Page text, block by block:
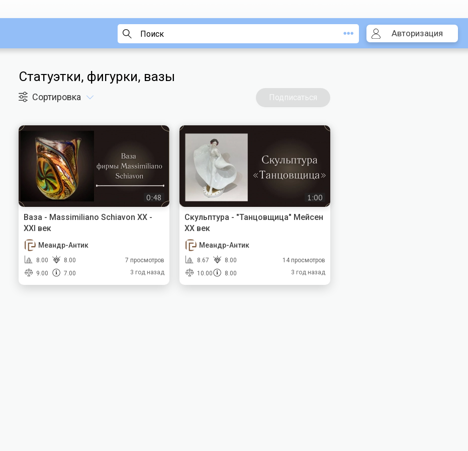
Авторизация
Статуэтки, фигурки, вазы
Сортировка Подписаться
0:48
Ваза - Massimiliano Schiavon XX -
XXI век
Меандр-Антик
8.00
8.00
9.00
7.00
7 просмотров
3 год назад
1:00
Скульптура - "Танцовщица" Мейсен
XX век
Меандр-Антик
8.67
8.00
10.00
8.00
14 просмотров
3 год назад